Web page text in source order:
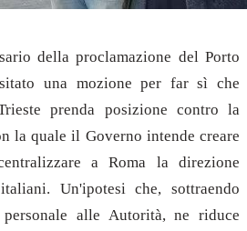
della proclamazione del Porto
una mozione per far sì che
prenda posizione contro la
la quale il Governo intende creare
a Roma la direzione
Un'ipotesi che, sottraendo
personale alle Autorità, ne riduce